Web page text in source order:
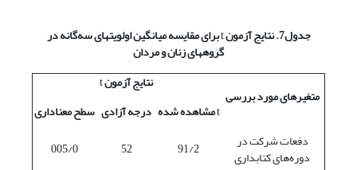
جدول7. نتایج آزمون tبرای مقایسه میانگین اولویتهای سه‌گانه در
گروههای زنان و مردان
متغیرهای مورد بررسی
نتایج آزمونt
tمشاهده شده درجه آزادی سطح معناداری
دفعات شرکت در
دوره‌های کتابداری 91/2
52
005/0